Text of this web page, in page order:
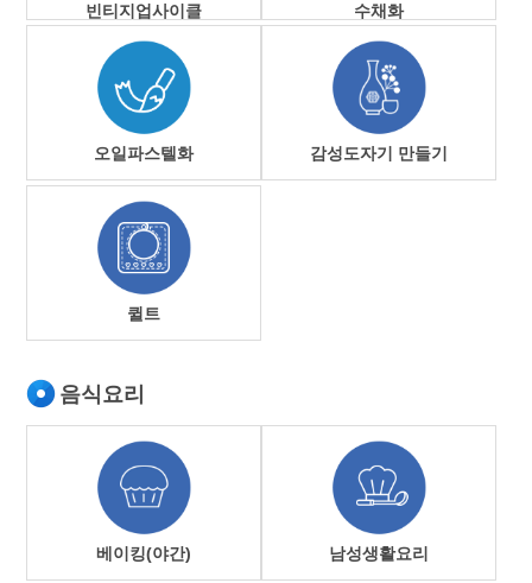
빈티지업사이클 수채화
오일파스텔화 감성도자기 만들기
퀼트
음식요리
베이킹(야간) 남성생활요리